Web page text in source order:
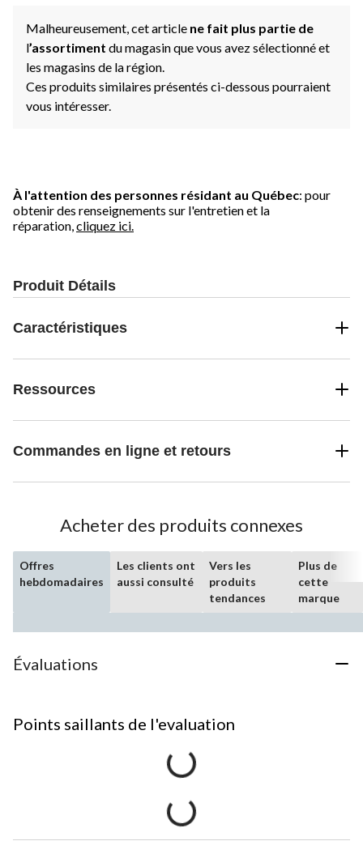
Malheureusement, cet article ne fait plus partie de
l’assortiment du magasin que vous avez sélectionné et
les magasins de la région.
Ces produits similaires présentés ci-dessous pourraient
vous intéresser.
À l'attention des personnes résidant au Québec: pour
obtenir des renseignements sur l'entretien et la
réparation, cliquez ici.
Produit Détails
Caractéristiques
Ressources
Commandes en ligne et retours
Acheter des produits connexes
Offres
hebdomadaires
Les clients ont
aussi consulté
Vers les
produits
tendances
Plus de
cette
marque
Évaluations
Points saillants de l'evaluation